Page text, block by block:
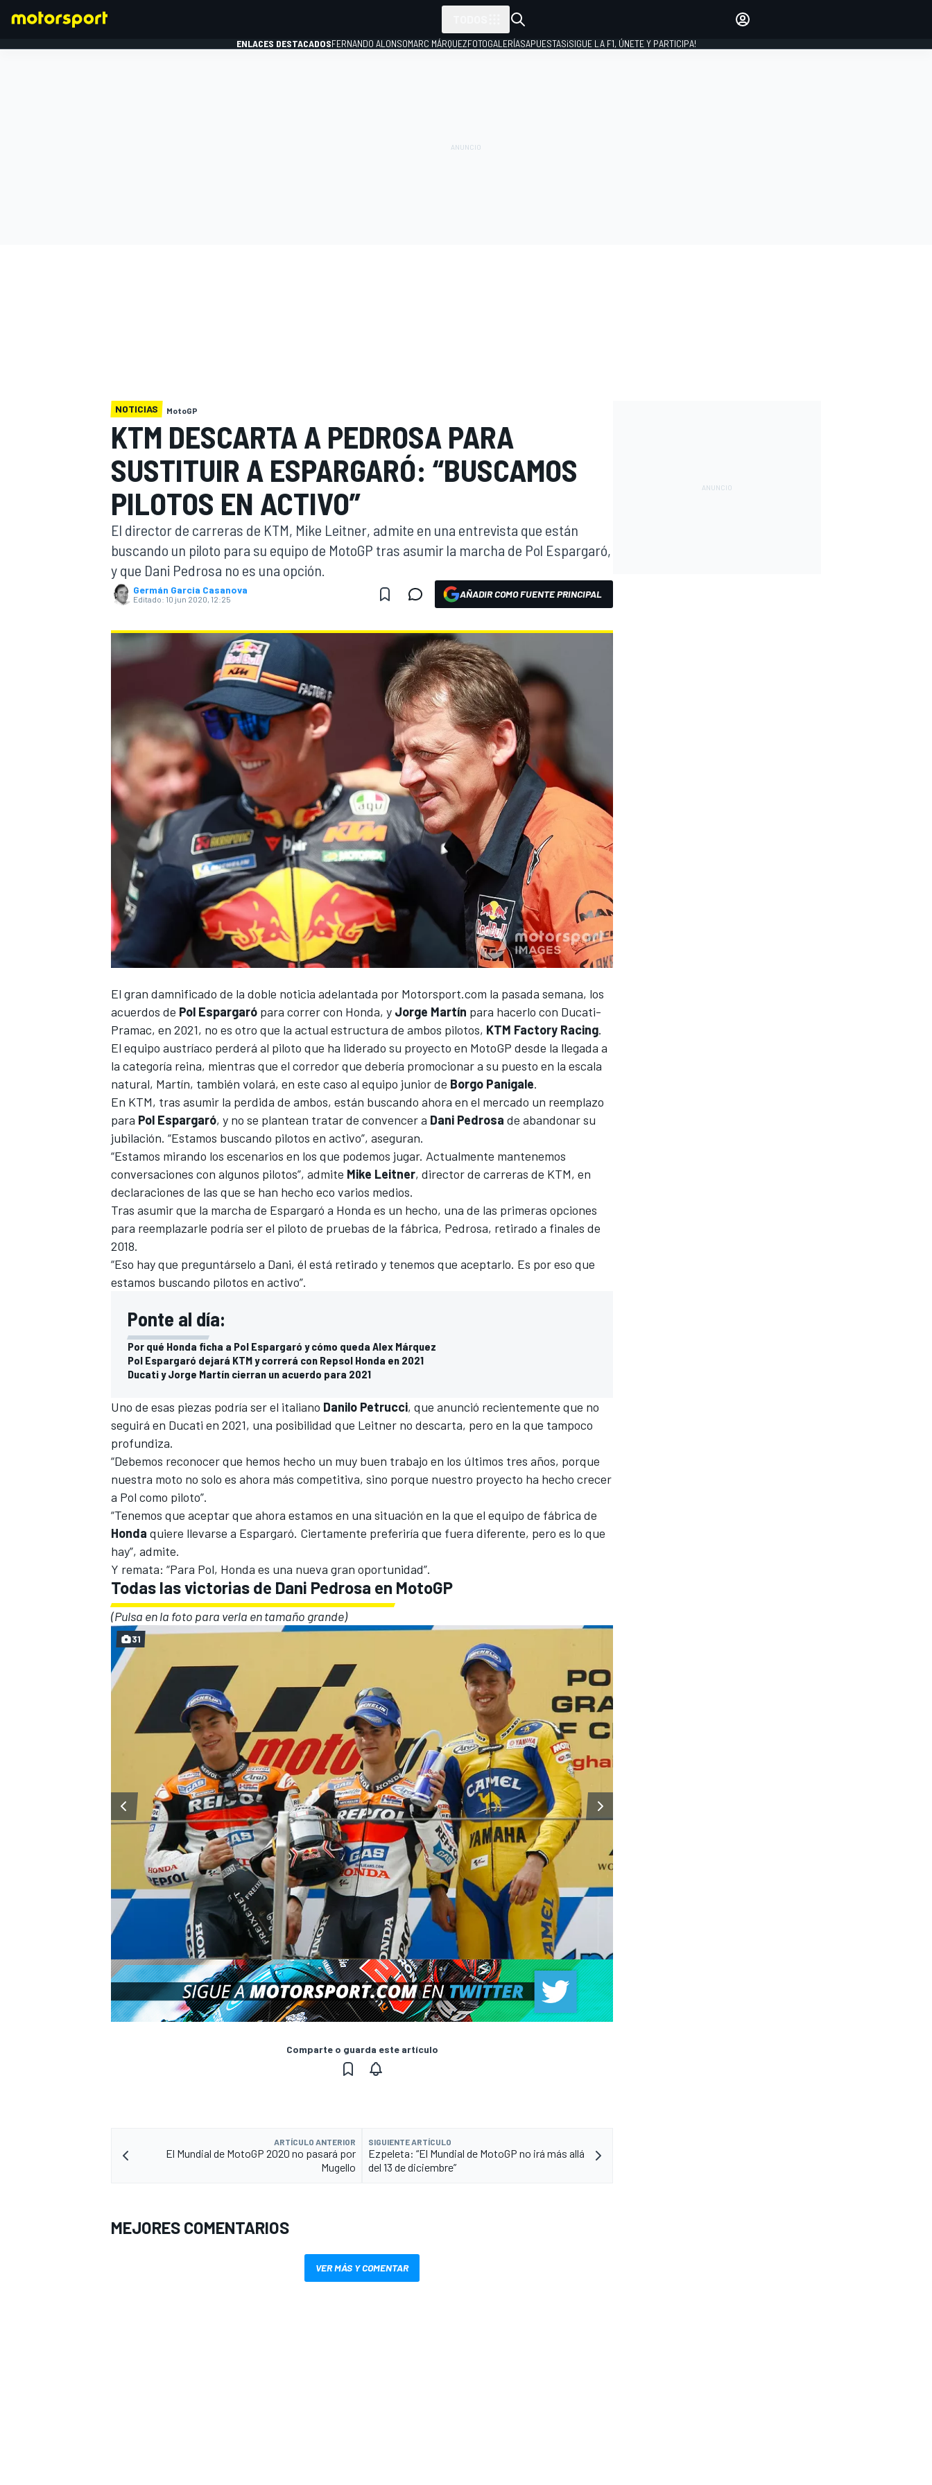
WEC FÓRMULA E
MÁS CATEGORÍAS
ENLACES DESTACADOSFERNANDO ALONSOMARC MÁRQUEZFOTOGALERÍASAPUESTAS¡SIGUE LA F1, ÚNETE Y PARTICIPA!
NOTICIAS MotoGP
KTM DESCARTA A PEDROSA PARA
SUSTITUIR A ESPARGARÓ: “BUSCAMOS
PILOTOS EN ACTIVO”
El director de carreras de KTM, Mike Leitner, admite en una entrevista que están
buscando un piloto para su equipo de MotoGP tras asumir la marcha de Pol Espargaró,
y que Dani Pedrosa no es una opción.
Germán Garcia Casanova
Editado: 10 jun 2020, 12:25 AÑADIR COMO FUENTE PRINCIPAL
El gran damnificado de la doble noticia adelantada por Motorsport.com la pasada semana, los
acuerdos de Pol Espargaró para correr con Honda, y Jorge Martín para hacerlo con Ducati-
Pramac, en 2021, no es otro que la actual estructura de ambos pilotos, KTM Factory Racing.
El equipo austríaco perderá al piloto que ha liderado su proyecto en MotoGP desde la llegada a
la categoría reina, mientras que el corredor que debería promocionar a su puesto en la escala
natural, Martín, también volará, en este caso al equipo junior de Borgo Panigale.
En KTM, tras asumir la perdida de ambos, están buscando ahora en el mercado un reemplazo
para Pol Espargaró, y no se plantean tratar de convencer a Dani Pedrosa de abandonar su
jubilación. “Estamos buscando pilotos en activo”, aseguran.
“Estamos mirando los escenarios en los que podemos jugar. Actualmente mantenemos
conversaciones con algunos pilotos”, admite Mike Leitner, director de carreras de KTM, en
declaraciones de las que se han hecho eco varios medios.
Tras asumir que la marcha de Espargaró a Honda es un hecho, una de las primeras opciones
para reemplazarle podría ser el piloto de pruebas de la fábrica, Pedrosa, retirado a finales de
2018.
“Eso hay que preguntárselo a Dani, él está retirado y tenemos que aceptarlo. Es por eso que
estamos buscando pilotos en activo”.
Ponte al día:
Por qué Honda ficha a Pol Espargaró y cómo queda Alex Márquez
Pol Espargaró dejará KTM y correrá con Repsol Honda en 2021
Ducati y Jorge Martín cierran un acuerdo para 2021
Uno de esas piezas podría ser el italiano Danilo Petrucci, que anunció recientemente que no
seguirá en Ducati en 2021, una posibilidad que Leitner no descarta, pero en la que tampoco
profundiza.
“Debemos reconocer que hemos hecho un muy buen trabajo en los últimos tres años, porque
nuestra moto no solo es ahora más competitiva, sino porque nuestro proyecto ha hecho crecer
a Pol como piloto”.
“Tenemos que aceptar que ahora estamos en una situación en la que el equipo de fábrica de
Honda quiere llevarse a Espargaró. Ciertamente preferiría que fuera diferente, pero es lo que
hay”, admite.
Y remata: “Para Pol, Honda es una nueva gran oportunidad”.
Todas las victorias de Dani Pedrosa en MotoGP
(Pulsa en la foto para verla en tamaño grande)
31
Comparte o guarda este artículo
ARTÍCULO ANTERIOR
El Mundial de MotoGP 2020 no pasará por
Mugello
SIGUIENTE ARTÍCULO
Ezpeleta: “El Mundial de MotoGP no irá más allá
del 13 de diciembre”
MEJORES COMENTARIOS
VER MÁS Y COMENTAR